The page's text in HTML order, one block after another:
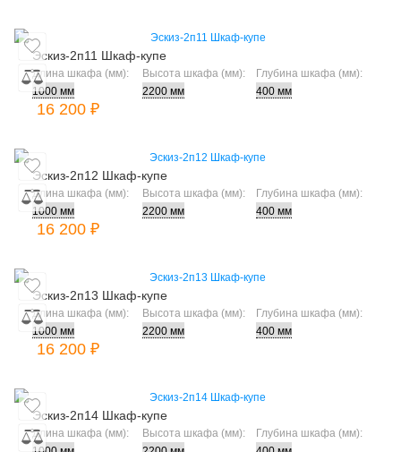
Эскиз-2п11 Шкаф-купе
Длина шкафа (мм): Высота шкафа (мм): Глубина шкафа (мм):
16 200 ₽
Эскиз-2п12 Шкаф-купе
Длина шкафа (мм): Высота шкафа (мм): Глубина шкафа (мм):
16 200 ₽
Эскиз-2п13 Шкаф-купе
Длина шкафа (мм): Высота шкафа (мм): Глубина шкафа (мм):
16 200 ₽
Эскиз-2п14 Шкаф-купе
Длина шкафа (мм): Высота шкафа (мм): Глубина шкафа (мм):